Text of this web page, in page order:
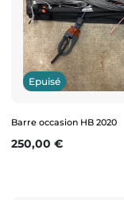
Epuisé
Barre occasion HB 2020
Prix
250,00 €